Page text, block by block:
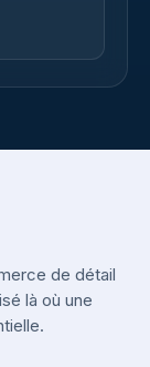
de détail
là où une